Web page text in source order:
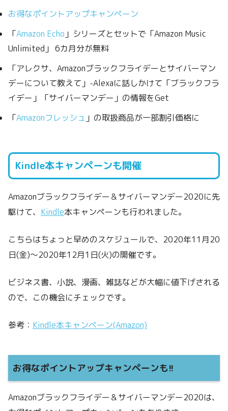
お得なポイントアップキャンペーン
「Amazon Echo 」シリーズとセットで「Amazon Music
Unlimited」 6カ月分が無料
「アレクサ、Amazonブラックフライデーとサイバーマン
デーについて教えて」-Alexaに話しかけて「ブラックフラ
イデー」「サイバーマンデー」の情報をGet
「Amazonフレッシュ 」の取扱商品が一部割引価格に
Kindle本キャンペーンも開催
Amazonブラックフライデー＆サイバーマンデー2020に先
駆けて、 Kindle本キャンペーンも行われました。
こちらはちょっと早めのスケジュールで、2020年11月20
日(金)～2020年12月1日(火)の開催です。
ビジネス書、小説、漫画、雑誌などが大幅に値下げされる
ので、この機会にチェックです。
参考： Kindle本キャンペーン(Amazon)
お得なポイントアップキャンペーンも!!
Amazonブラックフライデー＆サイバーマンデー2020は、